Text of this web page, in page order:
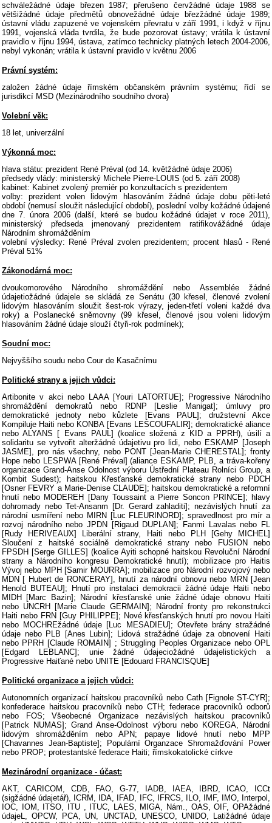
schváležádné údaje březen 1987; přerušeno červžádné údaje 1988 se
většižádné údaje předmětů obnovežádné údaje březžádné údaje 1989;
ústavní vládu zapuzené ve vojenském převratu v září 1991, i když v říjnu
1991, vojenská vláda tvrdila, že bude pozorovat ústavy; vrátila k ústavní
pravidlo v říjnu 1994, ústava, zatímco technicky platných letech 2004-2006,
nebyl vykonán; vrátila k ústavní pravidlo v květnu 2006
Právní systém:
založen žádné údaje římském občanském právním systému; řídí se
jurisdikcí MSD (Mezinárodního soudního dvora)
Volební věk:
18 let, univerzální
Výkonná moc:
hlava státu: prezident René Préval (od 14. květžádné údaje 2006)
předsedy vlády: ministerský Michele Pierre-LOUIS (od 5. září 2008)
kabinet: Kabinet zvolený premiér po konzultacích s prezidentem
volby: prezident volen lidovým hlasováním žádné údaje dobu pěti-leté
období (nemusí sloužit následující období), poslední volby kožádné údajené
dne 7. února 2006 (další, které se budou kožádné údajet v roce 2011),
ministerský předseda jmenovaný prezidentem ratifikovážádné údaje
Národním shromážděním
volební výsledky: René Préval zvolen prezidentem; procent hlasů - René
Préval 51%
Zákonodárná moc:
dvoukomorového Národního shromáždění nebo Assemblée žádné
údajetiožádné údajele se skládá ze Senátu (30 křesel, členové zvolení
lidovým hlasováním sloužit šest-rok výrazy, jeden-třetí voleni každé dva
roky) a Poslanecké sněmovny (99 křesel, členové jsou voleni lidovým
hlasováním žádné údaje slouží čtyři-rok podmínek);
Soudní moc:
Nejvyššího soudu nebo Cour de Kasačnímu
Politické strany a jejich vůdci:
Artibonite v akci nebo LAAA [Youri LATORTUE]; Progressive Národního
shromáždění demokratů nebo RDNP [Leslie Manigat]; úmluvy pro
demokratické jednoty nebo kůzlete [Evans PAUL]; družstevní Akce
Kompiluje Haiti nebo KONBA [Evans LESCOUFALIR]; demokratické aliance
nebo ALYANS [ Evans PAUL] (koalice složená z KID a PPRH), úsilí a
solidaritu se vytvořit alteržádné údajetivu pro lidi, nebo ESKAMP [Joseph
JASME], pro nás všechny, nebo PONT [Jean-Marie CHERESTAL]; fronty
Hope nebo LESPWA [René Préval] (aliance ESKAMP, PLB, a tráva-kořeny
organizace Grand-Anse Odolnost výboru Ústřední Plateau Rolníci Group, a
Kombit Sudest); haitskou Křesťanské demokratické strany nebo PDCH
[Osner FEVRY a Marie-Denise CLAUDE]; haitskou demokratické a reformní
hnutí nebo MODEREH [Dany Toussaint a Pierre Soncon PRINCE]; hlavy
dohromady nebo Tet-Ansanm [Dr. Gerard zahladiti]; nezávislých hnutí za
národní usmíření nebo MIRN [Luc FLEURINORD]; spravedlnost pro mír a
rozvoj národního nebo JPDN [Rigaud DUPLAN]; Fanmi Lavalas nebo FL
[Rudy HERIVEAUX] Liberální strany, Haiti nebo PLH [Gehy MICHEL]
Sloučení z haitské sociálně demokratické strany nebo FUSION nebo
FPSDH [Serge GILLES] (koalice Ayiti schopné haitskou Revoluční Národní
strany a Národního kongresu Demokratické hnutí); mobilizace pro Haitis
Vývoj nebo MPH [Samir MOURRA]; mobilizace pro Národní rozvojový nebo
MDN [ Hubert de RONCERAY], hnutí za národní obnovu nebo MRN [Jean
Henold BUTEAU]; Hnutí pro instalaci demokracii žádné údaje Haiti nebo
MIDH [Marc Bazin]; Národní křesťanské unie žádné údaje obnovu Haiti
nebo UNCRH [Marie Claude GERMAIN]; Národní fronty pro rekonstrukci
Haiti nebo FRN [Guy PHILIPPE]; Nové křesťanských hnutí pro novou Haiti
nebo MOCHREžádné údaje [Luc MESADIEU]; Otevřete brány stražádné
údaje nebo PLB [Anes Lubin]; Lidová stražádné údaje za obnovení Haiti
nebo PPRH [Claude ROMAIN] ; Struggling Peoples Organizace nebo OPL
[Edgard LEBLANC]; unie žádné údajeciožádné údajelistických a
Progressive Haiťané nebo UNITE [Edouard FRANCISQUE]
Politické organizace a jejich vůdci:
Autonomních organizací haitskou pracovníků nebo Cath [Fignole ST-CYR];
konfederace haitskou pracovníků nebo CTH; federace pracovníků odborů
nebo FOS; Všeobecné Organizace nezávislých haitskou pracovníků
[Patrick NUMAS]; Grand Anse-Odolnost výboru nebo KOREGA, Národní
lidovým shromážděním nebo APN; papaye lidové hnutí nebo MPP
[Chavannes Jean-Baptiste]; Populární Organzace Shromažďování Power
nebo PROP; protestantské federace Haiti; římskokatolické církve
Mezinárodní organizace - účast:
AKT, CARICOM, CDB, FAO, G-77, IADB, IAEA, IBRD, ICAO, ICCt
(sigžádné údajetář), ICRM, IDA, IFAD, IFC, IFRCS, ILO, IMF, IMO, Interpol,
IOC, IOM, ITSO, ITU , ITUC, LAES, MIGA, Nám., OAS, OIF, OPAžádné
údajeL, OPCW, PCA, UN, UNCTAD, UNESCO, UNIDO, Latižádné údaje